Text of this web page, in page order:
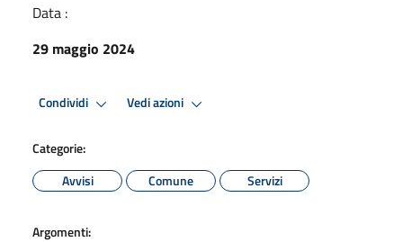
Data :
29 maggio 2024
Condividi Vedi azioni
Categorie:
Avvisi
Comune Servizi
Argomenti: